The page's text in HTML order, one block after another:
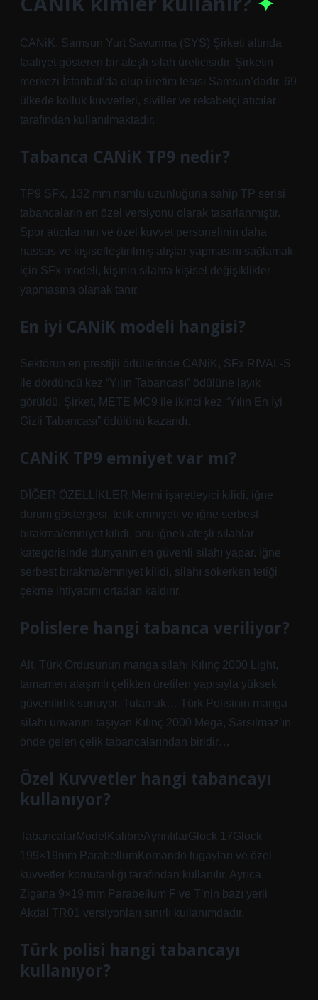
CANiK, Samsun Yurt Savunma (SYS) Şirketi altında
faaliyet gösteren bir ateşli silah üreticisidir. Şirketin
merkezi İstanbul’da olup üretim tesisi Samsun’dadır. 69
ülkede kolluk kuvvetleri, siviller ve rekabetçi atıcılar
tarafından kullanılmaktadır.
Tabanca CANiK TP9 nedir?
TP9 SFx, 132 mm namlu uzunluğuna sahip TP serisi
tabancaların en özel versiyonu olarak tasarlanmıştır.
Spor atıcılarının ve özel kuvvet personelinin daha
hassas ve kişiselleştirilmiş atışlar yapmasını sağlamak
için SFx modeli, kişinin silahta kişisel değişiklikler
yapmasına olanak tanır.
En iyi CANiK modeli hangisi?
Sektörün en prestijli ödüllerinde CANiK, SFx RIVAL-S
ile dördüncü kez “Yılın Tabancası” ödülüne layık
görüldü. Şirket, METE MC9 ile ikinci kez “Yılın En İyi
Gizli Tabancası” ödülünü kazandı.
CANiK TP9 emniyet var mı?
DİĞER ÖZELLİKLER Mermi işaretleyici kilidi, iğne
durum göstergesi, tetik emniyeti ve iğne serbest
bırakma/emniyet kilidi, onu iğneli ateşli silahlar
kategorisinde dünyanın en güvenli silahı yapar. İğne
serbest bırakma/emniyet kilidi, silahı sökerken tetiği
çekme ihtiyacını ortadan kaldırır.
Polislere hangi tabanca veriliyor?
Alt. Türk Ordusunun manga silahı Kılınç 2000 Light,
tamamen alaşımlı çelikten üretilen yapısıyla yüksek
güvenilirlik sunuyor. Tutamak… Türk Polisinin manga
silahı ünvanını taşıyan Kılınç 2000 Mega, Sarsılmaz’ın
önde gelen çelik tabancalarından biridir…
Özel Kuvvetler hangi tabancayı
kullanıyor?
TabancalarModelKalibreAyrıntılarGlock 17Glock
199×19mm ParabellumKomando tugayları ve özel
kuvvetler komutanlığı tarafından kullanılır. Ayrıca,
Zigana 9×19 mm Parabellum F ve T’nin bazı yerli
Akdal TR01 versiyonları sınırlı kullanımdadır.
Türk polisi hangi tabancayı
kullanıyor?